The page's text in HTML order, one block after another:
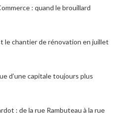
: quand le brouillard
le chantier de rénovation en juillet
d’une capitale toujours plus
: de la rue Rambuteau à la rue